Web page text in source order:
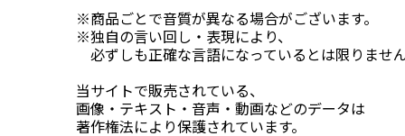
※商品ごとで音質が異なる場合がございます。
※独自の言い回し・表現により、
必ずしも正確な言語になっているとは限りません
当サイトで販売されている、
画像・テキスト・音声・動画などのデータは
著作権法により保護されています。